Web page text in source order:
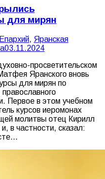
для мирян
, Яранская
03.11.2024
просветительском
Яранского вновь
для мирян по
Первое в этом учебном
курсов иеромонах
молитвы отец Кирилл
в частности, сказал: